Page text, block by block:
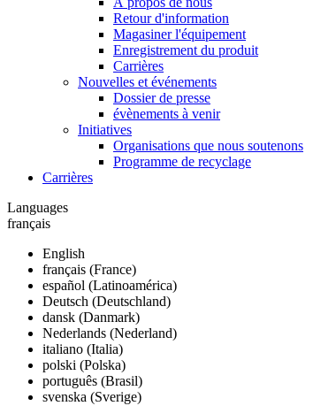
Retour d'information
Magasiner l'équipement
Enregistrement du produit
Carrières
Nouvelles et événements
Dossier de presse
évènements à venir
Initiatives
Organisations que nous soutenons
Programme de recyclage
Carrières
Languages
français
English
français (France)
español (Latinoamérica)
Deutsch (Deutschland)
dansk (Danmark)
Nederlands (Nederland)
italiano (Italia)
polski (Polska)
português (Brasil)
svenska (Sverige)